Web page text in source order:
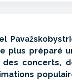
plus préparé
concerts,